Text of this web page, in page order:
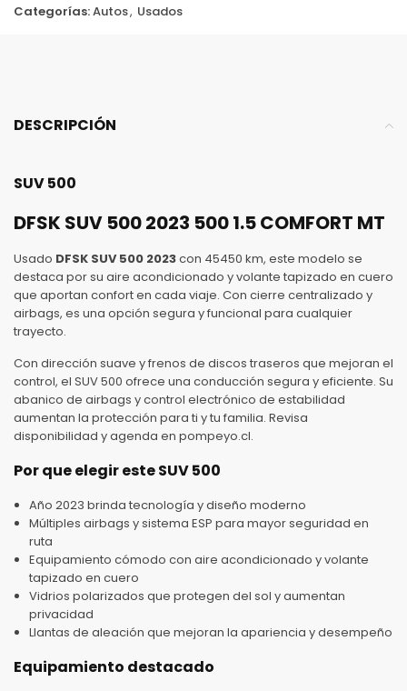
Categorías:Autos, Usados
DESCRIPCIÓN
SUV 500
DFSK SUV 500 2023 500 1.5 COMFORT MT
Usado DFSK SUV 500 2023con 45450 km, este modelo se
destaca por su aire acondicionado y volante tapizado en cuero
que aportan confort en cada viaje. Con cierre centralizado y
airbags, es una opción segura y funcional para cualquier
trayecto.
Con dirección suave y frenos de discos traseros que mejoran el
control, el SUV 500 ofrece una conducción segura y eficiente. Su
abanico de airbags y control electrónico de estabilidad
aumentan la protección para ti y tu familia. Revisa
disponibilidad y agenda en pompeyo.cl.
Por que elegir este SUV 500
Año 2023 brinda tecnología y diseño moderno
Múltiples airbags y sistema ESP para mayor seguridad en
ruta
Equipamiento cómodo con aire acondicionado y volante
tapizado en cuero
Vidrios polarizados que protegen del sol y aumentan
privacidad
Llantas de aleación que mejoran la apariencia y desempeño
Equipamiento destacado